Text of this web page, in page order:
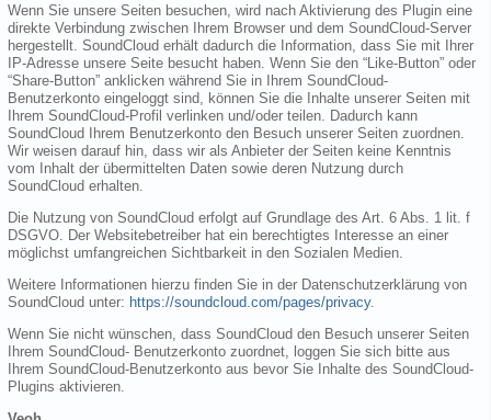
Wenn Sie unsere Seiten besuchen, wird nach Aktivierung des Plugin eine
direkte Verbindung zwischen Ihrem Browser und dem SoundCloud-Server
hergestellt. SoundCloud erhält dadurch die Information, dass Sie mit Ihrer
IP-Adresse unsere Seite besucht haben. Wenn Sie den “Like-Button” oder
“Share-Button” anklicken während Sie in Ihrem SoundCloud-
Benutzerkonto eingeloggt sind, können Sie die Inhalte unserer Seiten mit
Ihrem SoundCloud-Profil verlinken und/oder teilen. Dadurch kann
SoundCloud Ihrem Benutzerkonto den Besuch unserer Seiten zuordnen.
Wir weisen darauf hin, dass wir als Anbieter der Seiten keine Kenntnis
vom Inhalt der übermittelten Daten sowie deren Nutzung durch
SoundCloud erhalten.
Die Nutzung von SoundCloud erfolgt auf Grundlage des Art. 6 Abs. 1 lit. f
DSGVO. Der Websitebetreiber hat ein berechtigtes Interesse an einer
möglichst umfangreichen Sichtbarkeit in den Sozialen Medien.
Weitere Informationen hierzu finden Sie in der Datenschutzerklärung von
SoundCloud unter: https://soundcloud.com/pages/privacy.
Wenn Sie nicht wünschen, dass SoundCloud den Besuch unserer Seiten
Ihrem SoundCloud- Benutzerkonto zuordnet, loggen Sie sich bitte aus
Ihrem SoundCloud-Benutzerkonto aus bevor Sie Inhalte des SoundCloud-
Plugins aktivieren.